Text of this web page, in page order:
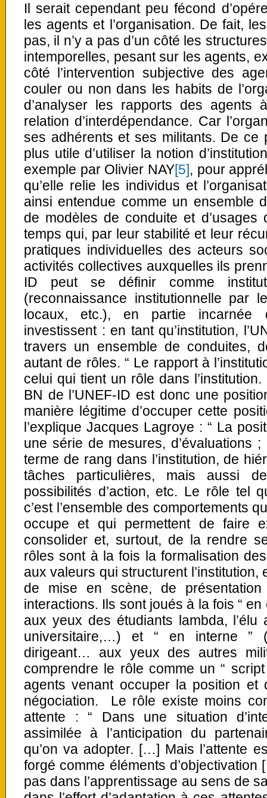
Il serait cependant peu fécond
les agents et l’organisation. De fait,
pas, il n’y a pas d’un côté les
intemporelles, pesant sur les agents,
côté l’intervention subjective des
couler ou non dans les habits de
d’analyser les rapports des agents
relation d’interdépendance. Car
ses adhérents et ses militants. De ce
plus utile d’utiliser la notion
exemple par Olivier NAY[5], pour
qu’elle relie les individus et
ainsi entendue comme un ensemble
de modèles de conduite et
temps qui, par leur stabilité et leur
pratiques individuelles des acteurs
activités collectives auxquelles ils
ID peut se définir comme
(reconnaissance institutionnelle par
locaux, etc.), en partie
investissent : en tant qu’institution,
travers un ensemble de conduites,
autant de rôles. “ Le rapport à
celui qui tient un rôle dans l’institution.
BN de l’UNEF-ID est donc une
manière légitime d’occuper cette
l’explique Jacques Lagroye : “ La
une série de mesures, d’évaluations
terme de rang dans l’institution, de
tâches particulières, mais aussi
possibilités d’action, etc. Le rôle tel
c’est l’ensemble des comportements
occupe et qui permettent de faire
consolider et, surtout, de la rendre
rôles sont à la fois la formalisation
aux valeurs qui structurent l’institution,
de mise en scène, de
interactions. Ils sont joués à la fois “
aux yeux des étudiants lambda, l’élu
universitaire,…) et “ en interne ”
dirigeant… aux yeux des autres
comprendre le rôle comme un “
agents venant occuper la position et
négociation. Le rôle existe moins
attente : “ Dans une situation
assimilée à l’anticipation du
qu’on va adopter. […] Mais l’attente
forgé comme éléments
pas dans l’apprentissage au sens de